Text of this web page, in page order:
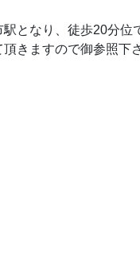
となり、徒歩20分位
きますので御参照下